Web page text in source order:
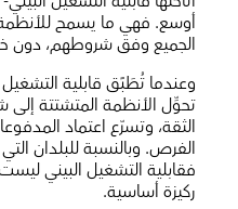
أوسع. فهي ما يسمح
الجميع وفق شروطهم، دون
وعندما تُطَبََق قابلية
تحوِّل الأنظمة المتشتتة
الثقة، وتسرّع اعتماد
الفرص. وبالنسبة للبلدان
فقابلية التشغيل البيني
ركيزة أساسية.